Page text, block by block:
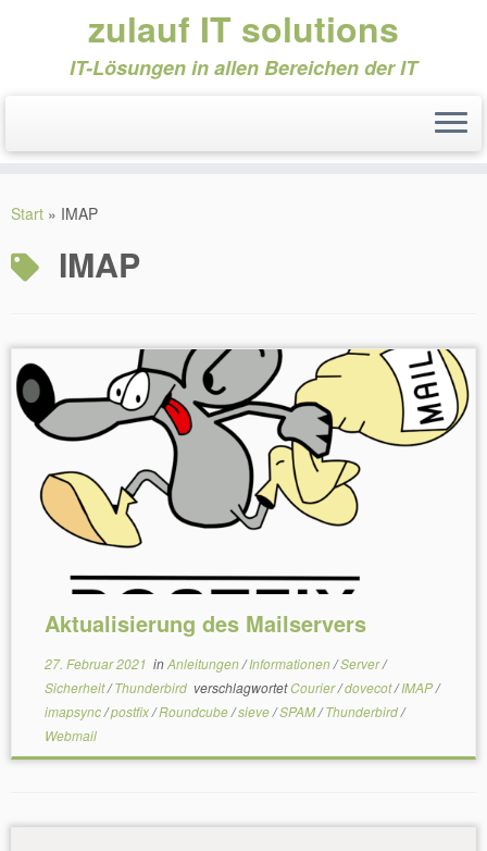
Inhalt
zulauf IT solutions
IT-Lösungen in allen Bereichen der IT
Start » IMAP
IMAP
Aktualisierung des Mailservers
27. Februar 2021 inAnleitungen/Informationen/Server/
Sicherheit/Thunderbird verschlagwortetCourier/dovecot/IMAP/
imapsync/postfix/Roundcube/sieve/SPAM/Thunderbird/
Webmail